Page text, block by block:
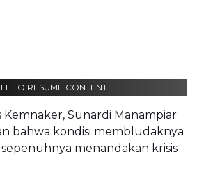
TO RESUME CONTENT
Kemnaker, Sunardi Manampiar
bahwa kondisi membludaknya
menandakan krisis